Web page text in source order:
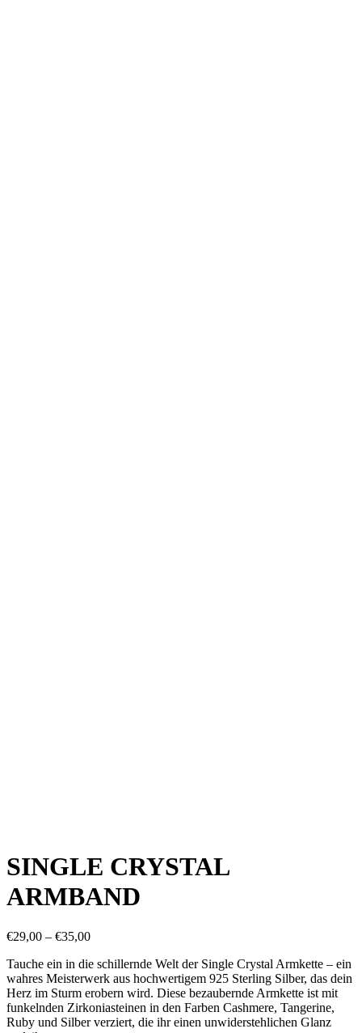
SINGLE CRYSTAL
ARMBAND
€29,00 – €35,00Preisspanne:
bis
€35,00
Tauche ein in die schillernde Welt der Single Crystal Armkette – ein
wahres Meisterwerk aus hochwertigem 925 Sterling Silber, das dein
Herz im Sturm erobern wird. Diese bezaubernde Armkette ist mit
funkelnden Zirkoniasteinen in den Farben Cashmere, Tangerine,
Ruby und Silber verziert, die ihr einen unwiderstehlichen Glanz